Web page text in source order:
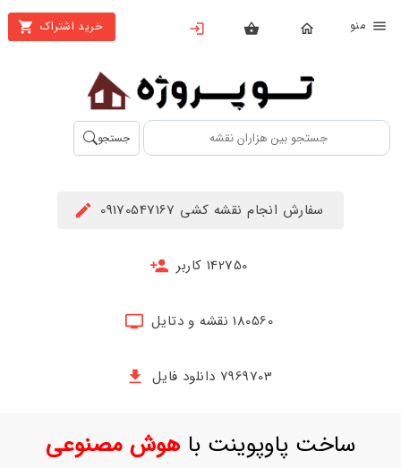
خرید اشتراک
بستن
محصولات
تهیه
اشتراک
حساب
جستجو
سفارش انجام نقشه کشی 09170547167
142750 کاربر
180560 نقشه و دتایل
7969703 دانلود فایل
ساخت پاوپوینت باهوش مصنوعی